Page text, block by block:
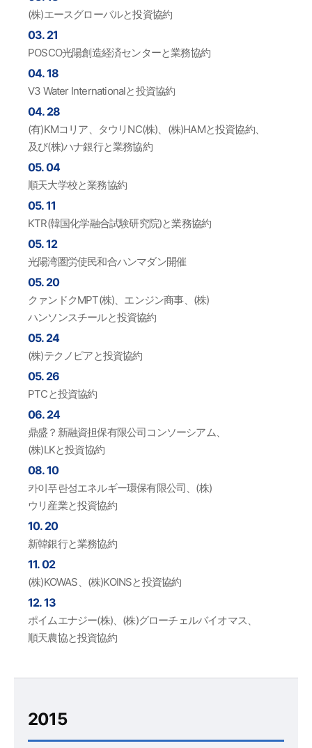
(株)エースグローバルと投資協約
03. 21
POSCO光陽創造経済センターと業務協約
04. 18
V3 Water Internationalと投資協約
04. 28
(有)KMコリア、タウリNC(株)、(株)HAMと投資協約、
及び(株)ハナ銀行と業務協約
05. 04
順天大学校と業務協約
05. 11
KTR(韓国化学融合試験研究院)と業務協約
05. 12
光陽湾圏労使民和合ハンマダン開催
05. 20
クァンドクMPT(株)、エンジン商事、(株)
ハンソンスチールと投資協約
05. 24
(株)テクノピアと投資協約
05. 26
PTCと投資協約
06. 24
鼎盛？新融資担保有限公司コンソーシアム、
(株)LKと投資協約
08. 10
카이푸란성エネルギー環保有限公司、(株)
ウリ産業と投資協約
10. 20
新韓銀行と業務協約
11. 02
(株)KOWAS、(株)KOINSと投資協約
12. 13
ポイムエナジー(株)、(株)グローチェルバイオマス、
順天農協と投資協約
2015